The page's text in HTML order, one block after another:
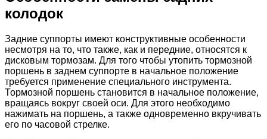
колодок
Задние суппорты имеют конструктивные особенности
несмотря на то, что также, как и передние, относятся к
дисковым тормозам. Для того чтобы утопить тормозной
поршень в заднем суппорте в начальное положение
требуется применение специального инструмента.
Тормозной поршень становится в начальное положение,
вращаясь вокруг своей оси. Для этого необходимо
нажимать на поршень, а также одновременно вкручивать
его по часовой стрелке.